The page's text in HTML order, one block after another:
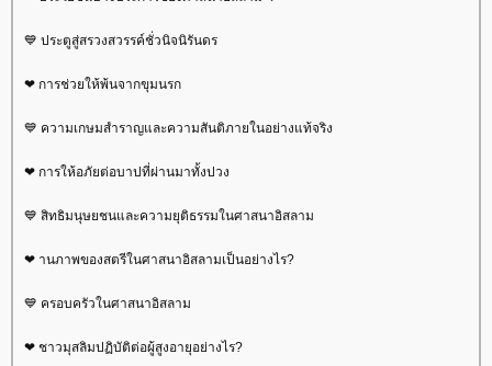
💙 ประตูสู่สรวงสวรรค์ชั่วนิจนิรันดร
❤ การช่วยให้พ้นจากขุมนรก
💙 ความเกษมสำราญและความสันติภายในอย่างแท้จริง
❤ การให้อภัยต่อบาปที่ผ่านมาทั้งปวง
💙 สิทธิมนุษยชนและความยุติธรรมในศาสนาอิสลาม
❤ านภาพของสตรีในศาสนาอิสลามเป็นอย่างไร?
💙 ครอบครัวในศาสนาอิสลาม
❤ ชาวมุสลิมปฏิบัติต่อผู้สูงอายุอย่างไร?